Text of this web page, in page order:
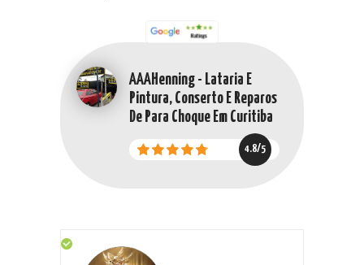
AAAHenning - Lataria E
Pintura, Conserto E Reparos
De Para Choque Em Curitiba
4.8/5